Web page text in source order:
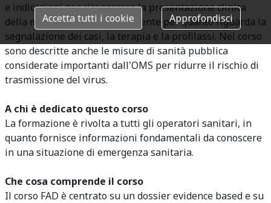
e indicazioni per riconoscere la presentazione clinica
della malattia e gestire il paziente per quanto riguarda la
segnalazione dei casi, la terapia e la profilassi. Nel corso
sono descritte anche le misure di sanità pubblica
considerate importanti dall'OMS per ridurre il rischio di
trasmissione del virus.
A chi è dedicato questo corso
La formazione è rivolta a tutti gli operatori sanitari, in
quanto fornisce informazioni fondamentali da conoscere
in una situazione di emergenza sanitaria.
Che cosa comprende il corso
Il corso FAD è centrato su un dossier evidence based e su
Accetta tutti i cookie Approfondisci